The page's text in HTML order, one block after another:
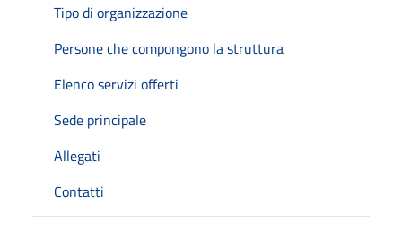
Tipo di organizzazione
Persone che compongono la struttura
Elenco servizi offerti
Sede principale
Allegati
Contatti